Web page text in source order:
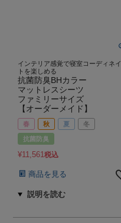
インテリア感覚で寝室コーディネイ
トを楽しめる
抗菌防臭BHカラー
マットレスシーツ
ファミリーサイズ
【オーダーメイド】
春 秋 夏 冬
抗菌防臭
¥11,561税込
商品を見る